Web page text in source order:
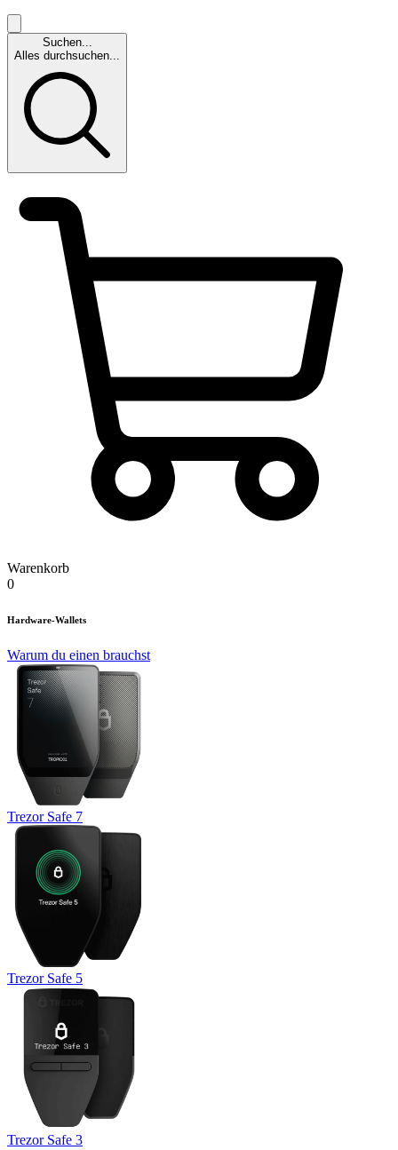
Suchen...
Alles durchsuchen...
Warenkorb
0
Hardware-Wallets
Warum du einen brauchst
Trezor Safe 7
Trezor Safe 5
Trezor Safe 3